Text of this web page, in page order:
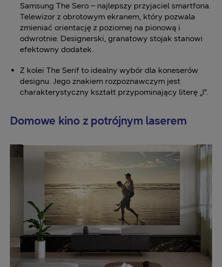
Samsung The Sero – najlepszy przyjaciel smartfona.
Telewizor z obrotowym ekranem, który pozwala
zmieniać orientację z poziomej na pionową i
odwrotnie. Designerski, granatowy stojak stanowi
efektowny dodatek.
Z kolei The Serif to idealny wybór dla koneserów
designu. Jego znakiem rozpoznawczym jest
charakterystyczny kształt przypominający literę „I”.
Domowe kino z potrójnym laserem